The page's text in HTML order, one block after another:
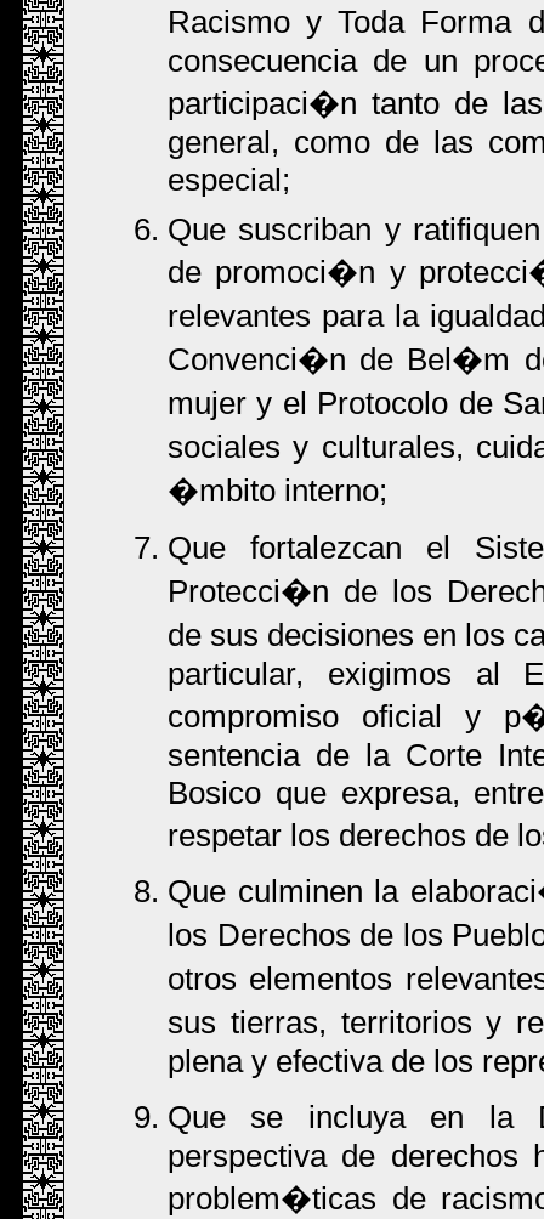
Racismo y Toda Forma
consecuencia de un
participaci�n tanto de
general, como de las
especial;
Que suscriban y
de promoci�n y
relevantes para la
Convenci�n de Bel�m
mujer y el Protocolo de
sociales y culturales,
�mbito interno;
Que fortalezcan el
Protecci�n de los
de sus decisiones en los
particular, exigimos al
compromiso oficial y
sentencia de la Corte
Bosico que expresa,
respetar los derechos de
Que culminen la
los Derechos de los
otros elementos
sus tierras, territorios y
plena y efectiva de los
Que se incluya en la
perspectiva de derechos
problem�ticas de